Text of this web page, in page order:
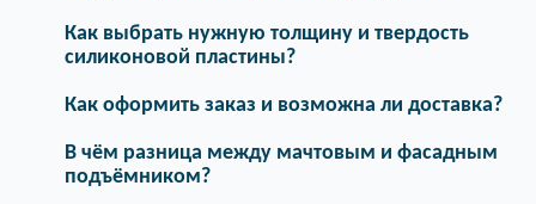
Как выбрать нужную толщину и твердость
силиконовой пластины?
Как оформить заказ и возможна ли доставка?
В чём разница между мачтовым и фасадным
подъёмником?